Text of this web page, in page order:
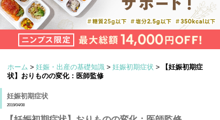
ホーム > 妊娠・出産の基礎知識 > 妊娠初期症状 >
【妊娠初期症
状】おりものの変化：医師監修
妊娠初期症状
2019/04/08